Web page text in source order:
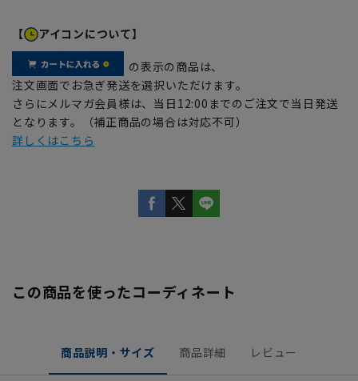
【 アイコンについて】
の表示の商品は、
注文画面でお急ぎ発送を選択いただけます。
さらにメルマガ会員様は、当日12:00までのご注文で当日発送
となります。（補正商品の場合は対応不可）
詳しくはこちら
この商品を使ったコーディネート
商品説明・サイズ 商品詳細 レビュー